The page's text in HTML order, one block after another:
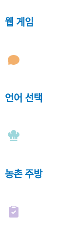
웹 게임
언어 선택
농촌 주방